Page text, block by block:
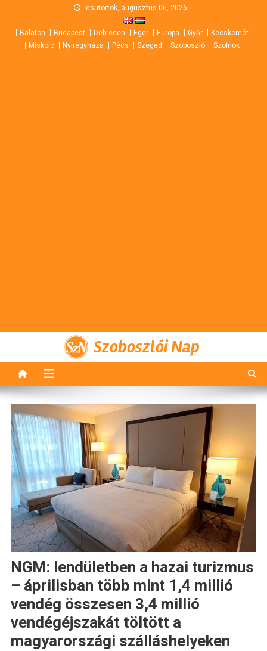
content
csütörtök, augusztus 06, 2026
Balaton Budapest Debrecen Eger Európa Győr
Kecskemét
Miskolc
Nyíregyháza Pécs Szeged Szoboszló Szolnok
Szoboszlói Nap
NGM: lendületben a hazai turizmus
– áprilisban több mint 1,4 millió
vendég összesen 3,4 millió
vendégéjszakát töltött a
magyarországi szálláshelyeken